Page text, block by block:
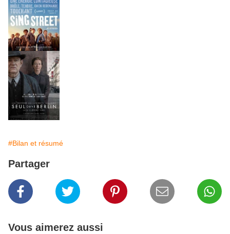
#Bilan et résumé
Partager
Vous aimerez aussi